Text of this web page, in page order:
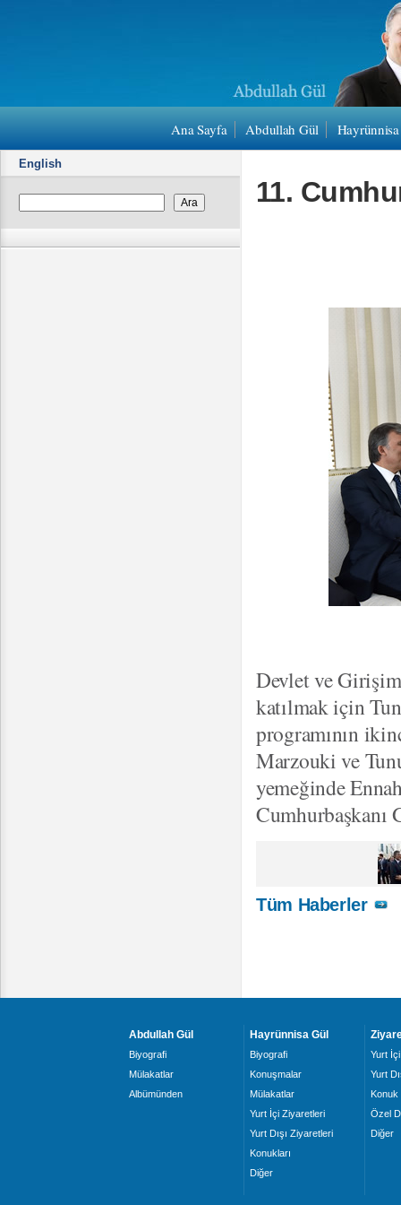
Ana Sayfa Abdullah Gül
English
11.
Devlet ve
katılmak için
programının
Marzouki ve
yemeğinde
Cumhurbaşkanı
Tüm Haberler
Abdullah Gül
Biyografi
Mülakatlar
Albümünden
Hayrünnisa Gül
Biyografi
Konuşmalar
Mülakatlar
Yurt İçi Ziyaretleri
Yurt Dışı Ziyaretleri
Konukları
Diğer
Yurt İçi
Yurt
Konuk
Özel
Diğer